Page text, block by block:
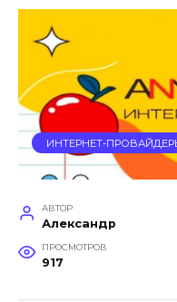
ИНТЕРНЕТ-
АВТОР
Александр
ПРОСМОТРОВ
917